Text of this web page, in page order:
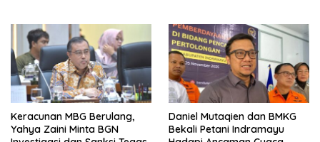
Keracunan MBG Berulang,
Yahya Zaini Minta BGN
Daniel Mutaqien dan BMKG
Bekali Petani Indramayu